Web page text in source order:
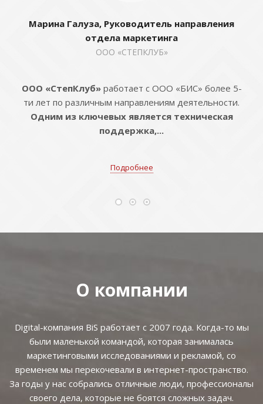
Марина Галуза, Руководитель направления
отдела маркетинга
ООО «СТЕПКЛУБ»
ООО «СтепКлуб»работает с ООО «БИС» более 5-
ти лет по различным направлениям деятельности.
Одним из ключевых является техническая
поддержка,...
Подробнее
О компании
Digital-компания BiS работает с 2007 года. Когда-то мы
были маленькой командой, которая занималась
маркетинговыми исследованиями и рекламой, со
временем мы перекочевали в интернет-пространство.
За годы у нас собрались отличные люди, профессионалы
своего дела, которые не боятся сложных задач.